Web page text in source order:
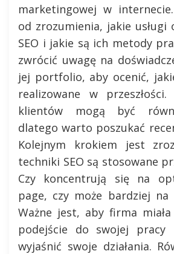
marketingowej w
od zrozumienia, jakie usługi
SEO i jakie są ich metody
zwrócić uwagę na
jej portfolio, aby ocenić,
realizowane w
klientów mogą być
dlatego warto poszukać
Kolejnym krokiem jest
techniki SEO są stosowane
Czy koncentrują się na
page, czy może bardziej
Ważne jest, aby firma
podejście do swojej pracy
wyjaśnić swoje działania.